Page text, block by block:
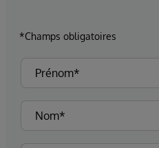
*Champs obligatoires